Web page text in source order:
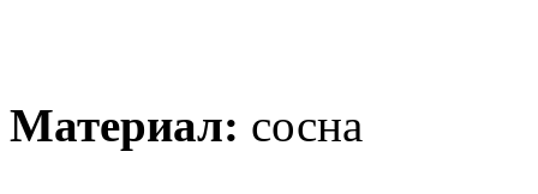
Материал: сосна